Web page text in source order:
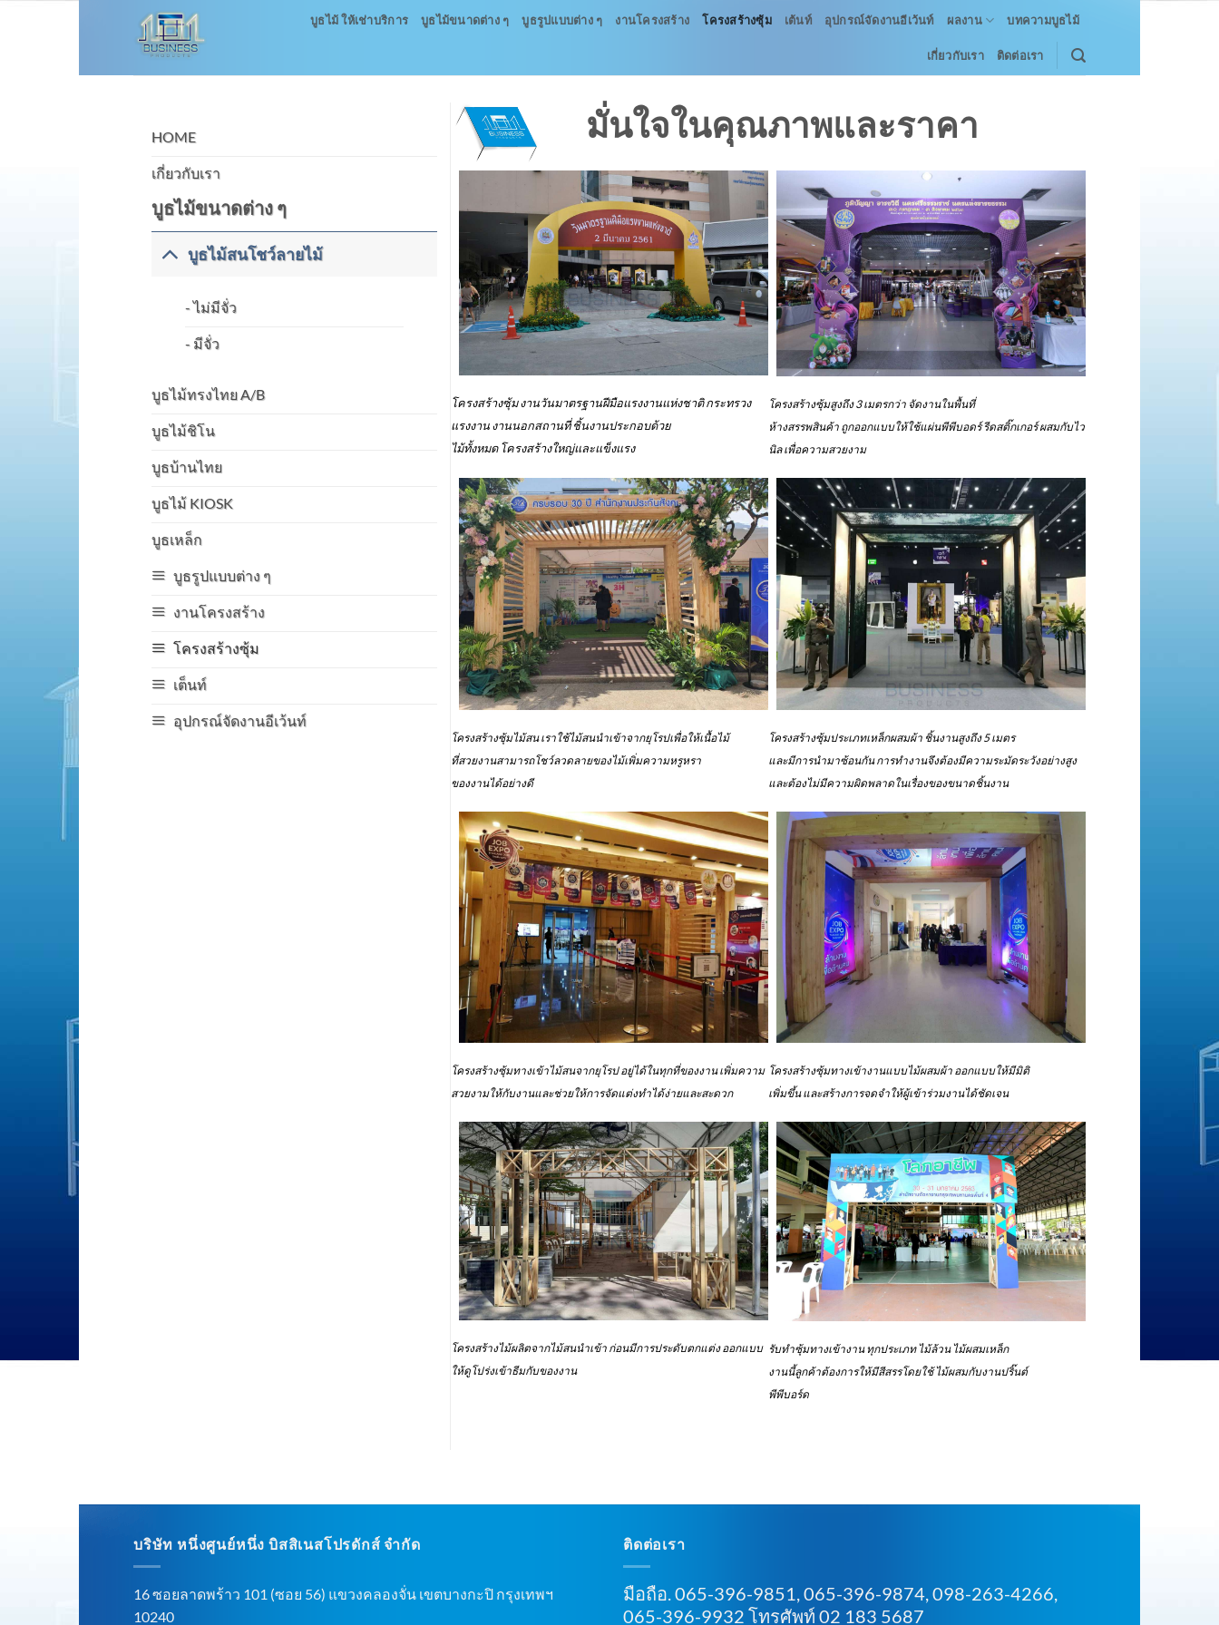
บูธไม้ ให้เช่าบริการ บูธไม้ขนาดต่าง ๆ บูธรูปแบบต่าง ๆ งานโครงสร้าง โครงสร้างซุ้ม เต้นท์ อุปกรณ์จัดงานอีเว้นท์ ผลงาน บทความบูธไม้
เกี่ยวกับเรา ติดต่อเรา
HOME
เกี่ยวกับเรา
บูธไม้ขนาดต่าง ๆ
บูธไม้สนโชว์ลายไม้
- ไม่มีจั่ว
- มีจั่ว
บูธไม้ทรงไทย A/B
บูธไม้ชิโน
บูธบ้านไทย
บูธไม้ KIOSK
บูธเหล็ก
บูธรูปแบบต่าง ๆ
งานโครงสร้าง
โครงสร้างซุ้ม
เต็นท์
อุปกรณ์จัดงานอีเว้นท์
มั่นใจในคุณภาพและราคา
โครงสร้างซุ้ม งานวันมาตรฐานฝีมือแรงงานแห่งชาติ กระทรวง
แรงงาน งานนอกสถานที่ ชิ้นงานประกอบด้วย
ไม้ทั้งหมด โครงสร้างใหญ่และแข็งแรง
โครงสร้างซุ้มสูงถึง 3 เมตรกว่า จัดงานในพื้นที่
ห้างสรรพสินค้า ถูกออกแบบให้ใช้แผ่นพีพีบอดร์ รีดสติ๊กเกอร์ ผสมกับไว
นิล เพื่อความสวยงาม
โครงสร้างซุ้มไม้สน เราใช้ไม้สนนำเข้าจากยุโรปเพื่อให้เนื้อไม้
ที่สวยงานสามารถโชว์ลวดลายของไม้เพิ่มความหรูหรา
ของงานได้อย่างดี
โครงสร้างซุ้มประเภทเหล็กผสมผ้า ชิ้นงานสูงถึง 5 เมตร
และมีการนำมาซ้อนกัน การทำงานจึงต้องมีความระมัดระวังอย่างสูง
และต้องไม่มีความผิดพลาดในเรื่องของขนาดชิ้นงาน
โครงสร้างซุ้มทางเข้าไม้สนจากยุโรป อยู่ได้ในทุกที่ของงาน เพิ่มความ
สวยงามให้กับงานและช่วยให้การจัดแต่งทำได้ง่ายและสะดวก
โครงสร้างซุ้มทางเข้างานแบบไม้ผสมผ้า ออกแบบให้มีมิติ
เพิ่มขึ้น และสร้างการจดจำให้ผู้เข้าร่วมงานได้ชัดเจน
โครงสร้างไม้ผลิตจากไม้สนนำเข้า ก่อนมีการประดับตกแต่ง ออกแบบ
ให้ดูโปร่งเข้าธีมกับของงาน
รับทำซุ้มทางเข้างาน ทุกประเภท ไม้ล้วน ไม้ผสมเหล็ก
งานนี้ลูกค้าต้องการให้มีสีสรรโดยใช้ ไม้ผสมกับงานปริ๊นต์
พีพีบอร์ด
บริษัท หนึ่งศูนย์หนึ่ง บิสสิเนสโปรดักส์ จำกัด
16 ซอยลาดพร้าว 101 (ซอย 56) แขวงคลองจั่น เขตบางกะปิ กรุงเทพฯ
10240
ติดต่อเรา
มือถือ. 065-396-9851, 065-396-9874, 098-263-4266,
065-396-9932 โทรศัพท์ 02 183 5687